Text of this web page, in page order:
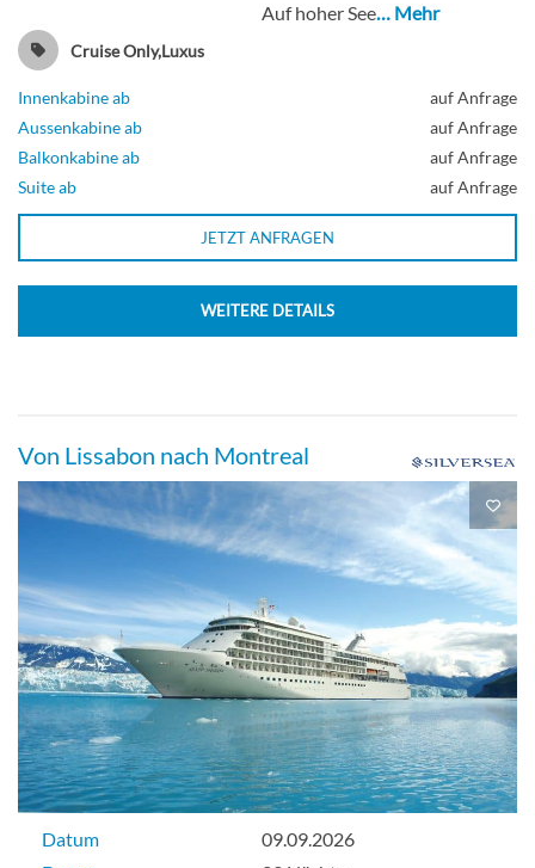
Deck 7
Suite
Owner’s 2 Suite-[O2]
Royal 1 Suite-[R1]
Suite
Royal 2 Suite-[R2]
Auf hoher See… Mehr
Cruise Only,Luxus
Innenkabine ab
auf Anfrage
Aussenkabine ab
auf Anfrage
Balkonkabine ab
auf Anfrage
Suite ab
auf Anfrage
JETZT ANFRAGEN
WEITERE DETAILS
Von Lissabon nach Montreal
Datum
09.09.2026